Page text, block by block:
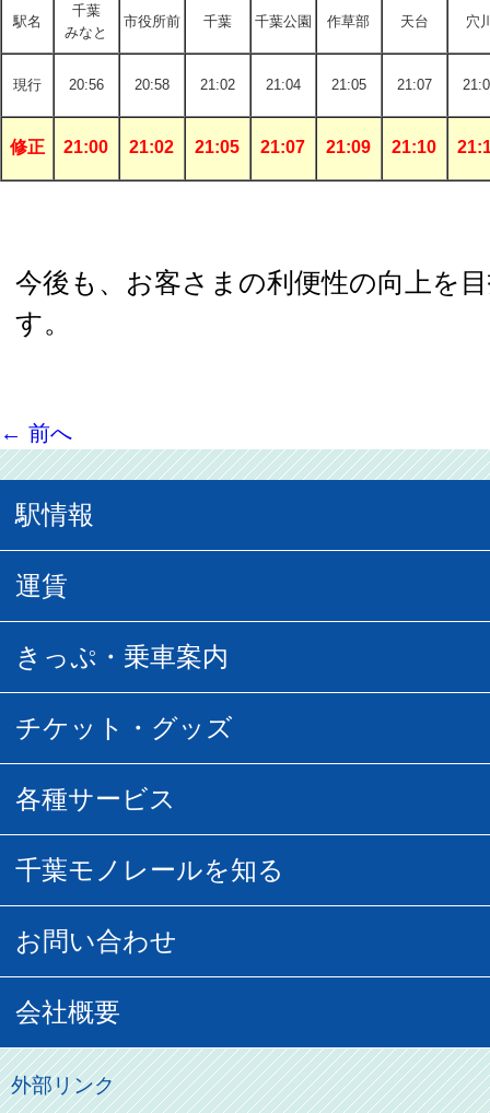
駅名
千葉
みなと
市役所前 千葉 千葉公園 作草部 天台 穴
現行 20:56 20:58 21:02 21:04 21:05 21:07
修正 21:00 21:02 21:05 21:07 21:09 21:10
今後も、お客さまの利便性の向上を
す。
← 前へ
駅情報
駅情報
所要時間
空の散歩道
URBAN FLYER時刻表
運賃
普通運賃
団体乗車
貸切列車
きっぷ・乗車案内
乗車券の種類
フリーきっぷ
記念切符
割引制度
その他のご案内
チケット・グッズ
駅窓口販売チケット
葭川となみグッズ
初音ミクグッズ
俺の妹。
各種サービス
モノちゃんトラベル
広告募集
直営駐車場パーク＆ライド
千葉モノレールを知る
営業距離世界最長
モノちゃん
お問い合わせ
お客様の声
よくあるご質問
会社概要
会社概要
外部リンク